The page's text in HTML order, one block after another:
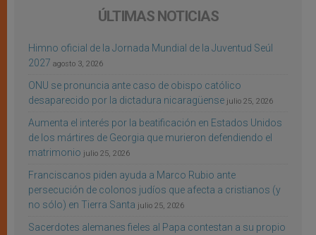
ÚLTIMAS NOTICIAS
Himno oficial de la Jornada Mundial de la Juventud Seúl
2027 agosto 3, 2026
ONU se pronuncia ante caso de obispo católico
desaparecido por la dictadura nicaragüense julio 25, 2026
Aumenta el interés por la beatificación en Estados Unidos
de los mártires de Georgia que murieron defendiendo el
matrimonio julio 25, 2026
Franciscanos piden ayuda a Marco Rubio ante
persecución de colonos judíos que afecta a cristianos (y
no sólo) en Tierra Santa julio 25, 2026
Sacerdotes alemanes fieles al Papa contestan a su propio